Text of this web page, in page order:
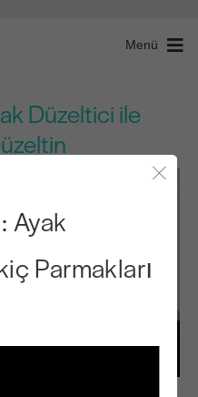
Menü
Düzeltici ile
Ayak
Parmakları